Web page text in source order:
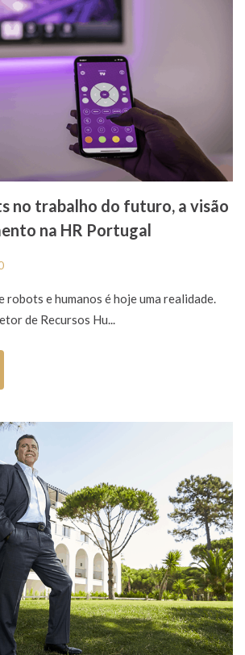
no trabalho do futuro, a visão
na HR Portugal
robots e humanos é hoje uma realidade.
de Recursos Hu...